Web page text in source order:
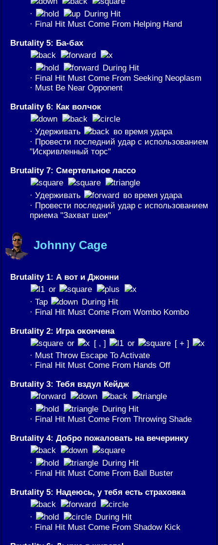
·
During Hit
· Final Hit Must Come From Helping Hand
Brutality 5: Ба-бах
·
During Hit
· Final Hit Must Come From Seeking Neoplasm
· Must Be Near Opponent
Brutality 6: Как волчок
· Удерживать
во время удара
· Провести последний удар с использованием
"Искривленный торс"
Brutality 7: Смертельное лассо
· Удерживать
во время удара
· Провести последний удар с использованием
приема "Захват шеи"
Johnny Cage
Brutality 1: А вот и Джонни
or
· Tap
During Hit
· Final Hit Must Come From Wombo Kombo
Brutality 2: Игра окончена
or
[ , ] or
[ + ]
· Must Throw Escape To Activate
· Final Hit Must Come From Hands Off
Brutality 3: Тебя вздул Кейдж
·
During Hit
· Final Hit Must Come From Throwing Shade
Brutality 4: Добро пожаловать на вечеринку
·
During Hit
· Final Hit Must Come From Ball Buster
Brutality 5: Надеюсь, у тебя есть страховка
·
During Hit
· Final Hit Must Come From Shadow Kick